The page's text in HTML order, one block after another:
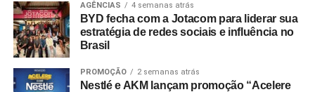
AGÊNCIAS 4 semanas atrás
BYD fecha com a Jotacom para liderar sua
estratégia de redes sociais e influência no
Brasil
PROMOÇÃO 2 semanas atrás
Nestlé e AKM lançam promoção “Acelere